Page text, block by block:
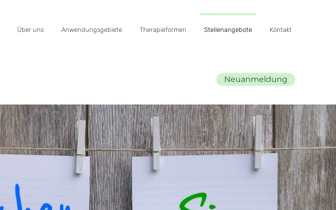
Über uns Anwendungsgebiete Therapieformen Stellenangebote Kontakt
Neuanmeldung